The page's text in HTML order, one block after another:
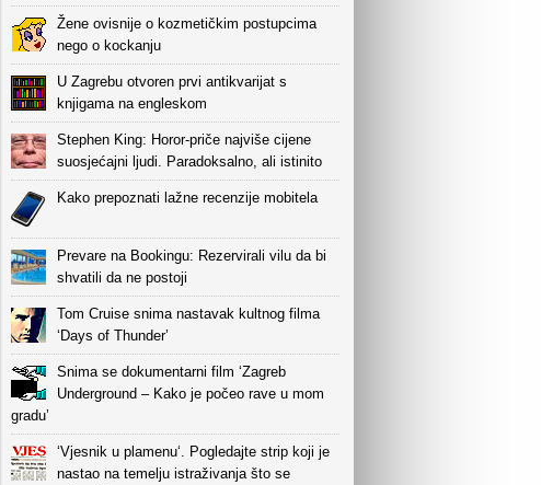
Žene ovisnije o kozmetičkim postupcima
nego o kockanju
U Zagrebu otvoren prvi antikvarijat s
knjigama na engleskom
Stephen King: Horor-priče najviše cijene
suosjećajni ljudi. Paradoksalno, ali istinito
Kako prepoznati lažne recenzije mobitela
Prevare na Bookingu: Rezervirali vilu da bi
shvatili da ne postoji
Tom Cruise snima nastavak kultnog filma
‘Days of Thunder’
Snima se dokumentarni film ‘Zagreb
Underground – Kako je počeo rave u mom
gradu’
‘Vjesnik u plamenu‘. Pogledajte strip koji je
nastao na temelju istraživanja što se